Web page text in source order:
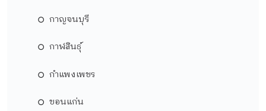
กาญจนบุรี
กาฬสินธุ์
กำแพงเพชร
ขอนแก่น